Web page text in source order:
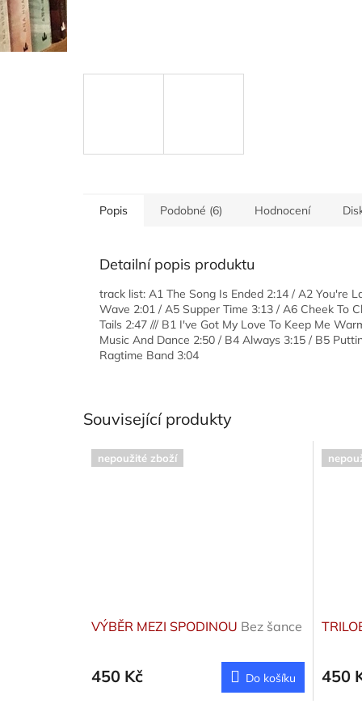
Popis Podobné (6) Hodnocení
Detailní popis produktu
track list: A1 The Song Is Ended 2:14 / A2 You're
Wave 2:01 / A5 Supper Time 3:13 / A6 Cheek To
Tails 2:47 /// B1 I've Got My Love To Keep Me
Music And Dance 2:50 / B4 Always 3:15 / B5
Ragtime Band 3:04
Související produkty
nepoužité zboží
VÝBĚR MEZI SPODINOU Bez šance
450 Kč Do košíku 450